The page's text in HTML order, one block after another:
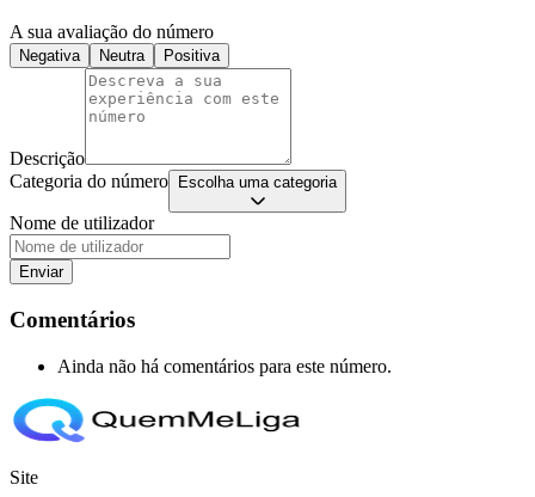
A sua avaliação do número
Negativa Neutra Positiva
Descrição
Categoria do número
Escolha uma categoria
Nome de utilizador
Enviar
Comentários
Ainda não há comentários para este número.
Site